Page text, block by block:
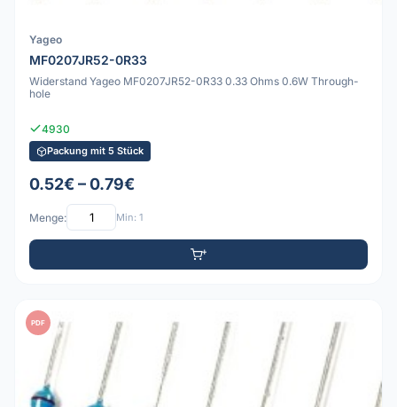
Yageo
MF0207JR52-0R33
Widerstand Yageo MF0207JR52-0R33 0.33 Ohms 0.6W Through-
hole
4930
Packung mit 5 Stück
0.52€ – 0.79€
Menge: Min: 1
PDF